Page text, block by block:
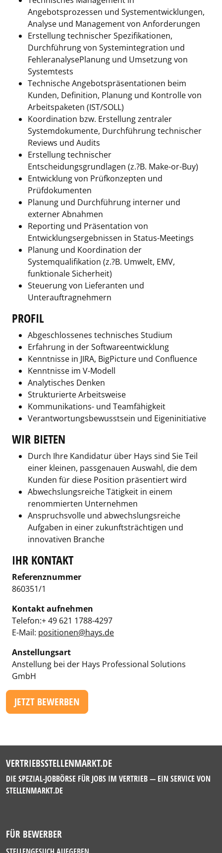
Angebotsprozessen und Systementwicklungen,
Analyse und Management von Anforderungen
Erstellung technischer Spezifikationen,
Durchführung von Systemintegration und
FehleranalysePlanung und Umsetzung von
Systemtests
Technische Angebotspräsentationen beim
Kunden, Definition, Planung und Kontrolle von
Arbeitspaketen (IST/SOLL)
Koordination bzw. Erstellung zentraler
Systemdokumente, Durchführung technischer
Reviews und Audits
Erstellung technischer
Entscheidungsgrundlagen (z.?B. Make-or-Buy)
Entwicklung von Prüfkonzepten und
Prüfdokumenten
Planung und Durchführung interner und
externer Abnahmen
Reporting und Präsentation von
Entwicklungsergebnissen in Status-Meetings
Planung und Koordination der
Systemqualifikation (z.?B. Umwelt, EMV,
funktionale Sicherheit)
Steuerung von Lieferanten und
Unterauftragnehmern
PROFIL
Abgeschlossenes technisches Studium
Erfahrung in der Softwareentwicklung
Kenntnisse in JIRA, BigPicture und Confluence
Kenntnisse im V-Modell
Analytisches Denken
Strukturierte Arbeitsweise
Kommunikations- und Teamfähigkeit
Verantwortungsbewusstsein und Eigeninitiative
WIR BIETEN
Durch Ihre Kandidatur über Hays sind Sie Teil
einer kleinen, passgenauen Auswahl, die dem
Kunden für diese Position präsentiert wird
Abwechslungsreiche Tätigkeit in einem
renommierten Unternehmen
Anspruchsvolle und abwechslungsreiche
Aufgaben in einer zukunftsträchtigen und
innovativen Branche­
IHR KONTAKT
Referenznummer
860351/1
Kontakt aufnehmen
Telefon:+ 49 621 1788-4297
E-Mail: positionen@hays.de
Anstellungsart
Anstellung bei der Hays Professional Solutions
GmbH
JETZT BEWERBEN
VERTRIEBSSTELLENMARKT.DE
DIE SPEZIAL-JOBBÖRSE FÜR JOBS IM VERTRIEB — EIN SERVICE VON
STELLENMARKT.DE
FÜR BEWERBER